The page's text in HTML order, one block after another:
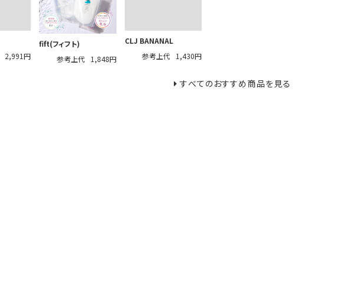
2,991円
fift(フィフト)
参考上代
1,848円
CLJ BANANAL
参考上代
1,430円
すべてのおすすめ商品を見る